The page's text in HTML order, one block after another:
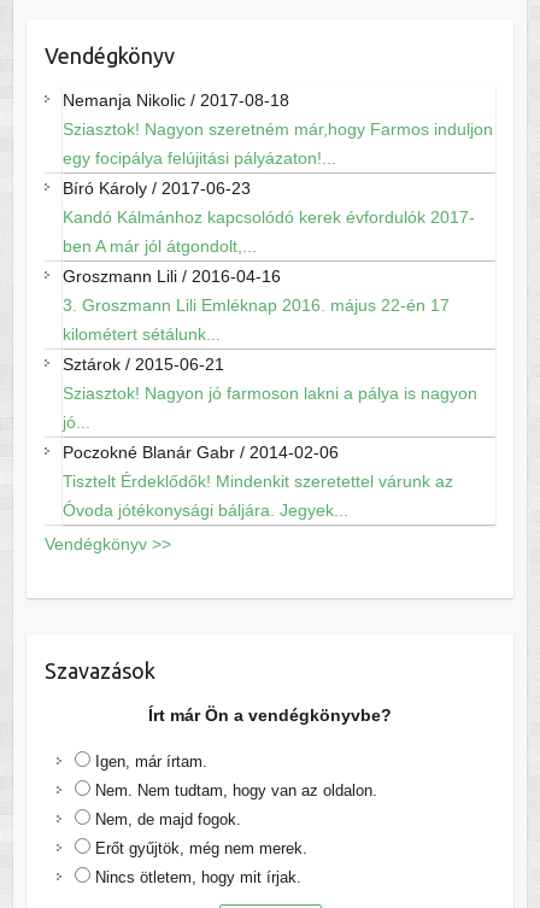
Vendégkönyv
Nemanja Nikolic/ 2017-08-18
Sziasztok! Nagyon szeretném már,hogy Farmos induljon
egy focipálya felújitási pályázaton!...
Bíró Károly/ 2017-06-23
Kandó Kálmánhoz kapcsolódó kerek évfordulók 2017-
ben A már jól átgondolt,...
Groszmann Lili/ 2016-04-16
3. Groszmann Lili Emléknap 2016. május 22-én 17
kilométert sétálunk...
Sztárok/ 2015-06-21
Sziasztok! Nagyon jó farmoson lakni a pálya is nagyon
jó...
Poczokné Blanár Gabr/ 2014-02-06
Tisztelt Érdeklődők! Mindenkit szeretettel várunk az
Óvoda jótékonysági báljára. Jegyek...
Vendégkönyv >>
Szavazások
Írt már Ön a vendégkönyvbe?
Igen, már írtam.
Nem. Nem tudtam, hogy van az oldalon.
Nem, de majd fogok.
Erőt gyűjtök, még nem merek.
Nincs ötletem, hogy mit írjak.